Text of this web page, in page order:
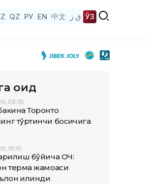
QZ РУ EN 中文 ق ز ЎЗ
оид
08:35
Торонто
тўртинчи босқичига
19:10
бўйича ОЧ:
терма жамоаси
қилинди